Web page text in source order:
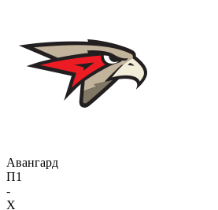
Авангард
П1
-
X